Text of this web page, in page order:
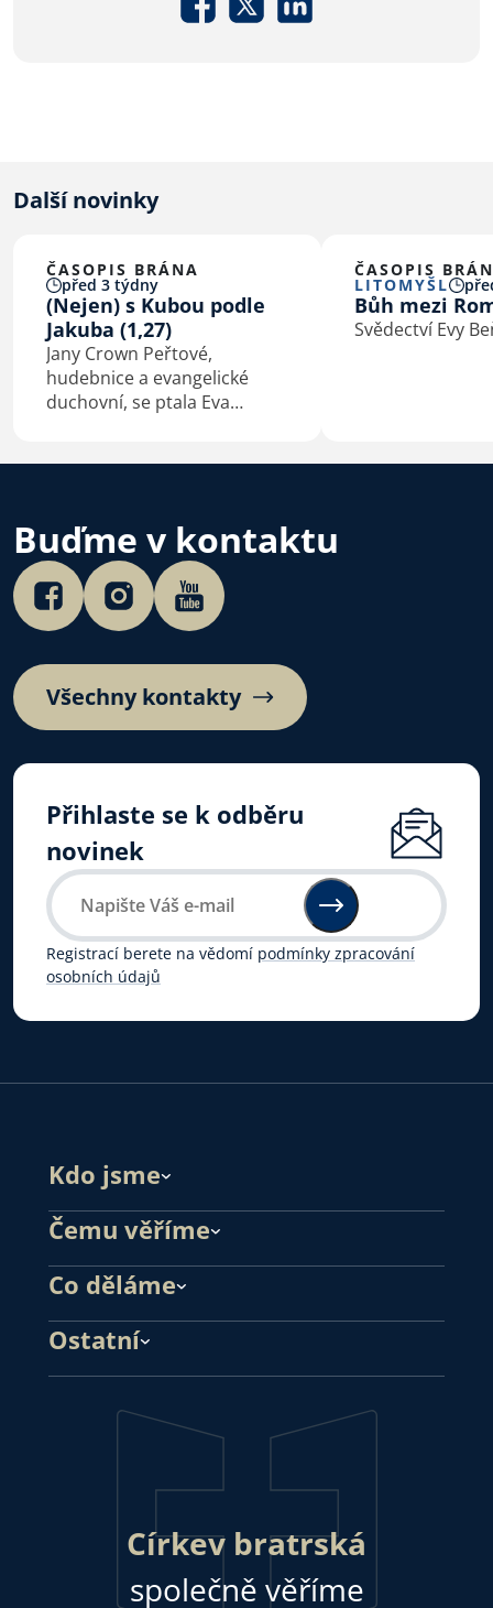
Další novinky
ČASOPIS BRÁNA
před 3 týdny
(Nejen) s Kubou podle
Jakuba (1,27)
Jany Crown Peřtové,
hudebnice a evangelické
duchovní, se ptala Eva
ČASOPIS
LITOMYŠL
Bůh mezi
Svědectví Evy
Buďme v kontaktu
Všechny kontakty
Přihlaste se k odběru
novinek
Registrací berete na vědomí podmínky zpracování
osobních údajů
Kdo jsme
Čemu věříme
Co děláme
Ostatní
Církev bratrská
společně věříme